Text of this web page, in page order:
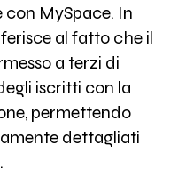
MySpace. In
al fatto che il
a terzi di
iscritti con la
permettendo
dettagliati